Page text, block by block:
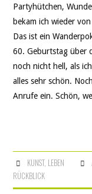
Partyhütchen,
bekam ich wieder
Das ist ein
60. Geburtstag über
noch nicht hell, als
alles sehr schön.
Anrufe ein. Schön,
KUNST, LEBEN
RÜCKBLICK